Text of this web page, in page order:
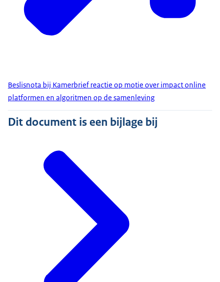
Beslisnota bij Kamerbrief reactie op motie over impact online
platformen en algoritmen op de samenleving
Dit document is een bijlage bij